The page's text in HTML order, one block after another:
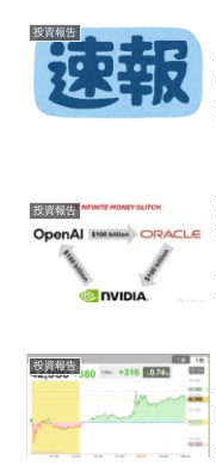
投資報告
投資報告
投資報告